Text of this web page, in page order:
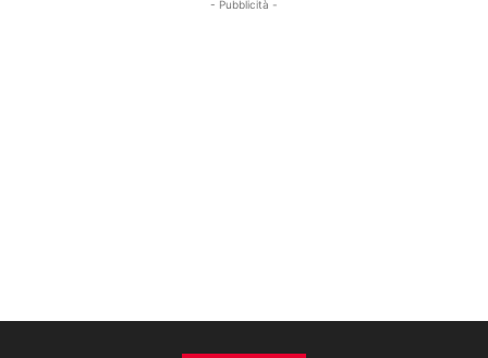
- Pubblicità -